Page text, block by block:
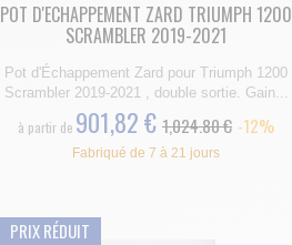
POT D'ECHAPPEMENT ZARD TRIUMPH 1200
SCRAMBLER 2019-2021
Pot d'Échappement Zard pour Triumph 1200
Scrambler 2019-2021 , double sortie. Gain...
à partir de 901,82 € 1,024.80 € -12%
Fabriqué de 7 à 21 jours
PRIX RÉDUIT